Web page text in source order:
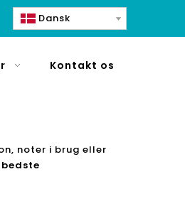
Dansk
Kontakt os
noter i brug eller
bedste